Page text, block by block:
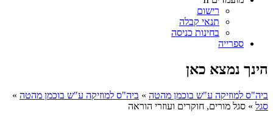
רישום
תנאי קבלה
בחינות כניסה
ספרייה
הינך נמצא כאן
ביה"ס למוזיקה ע"ש בוכמן מהטה » ביה"ס למוזיקה ע"ש בוכמן מהטה »
סגל » סגל מורים, חוקרים ועוזרי הוראה